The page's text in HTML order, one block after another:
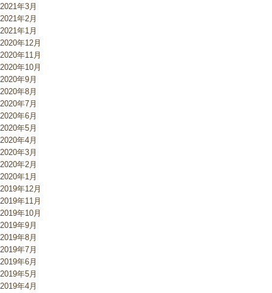
2021年3月
2021年2月
2021年1月
2020年12月
2020年11月
2020年10月
2020年9月
2020年8月
2020年7月
2020年6月
2020年5月
2020年4月
2020年3月
2020年2月
2020年1月
2019年12月
2019年11月
2019年10月
2019年9月
2019年8月
2019年7月
2019年6月
2019年5月
2019年4月